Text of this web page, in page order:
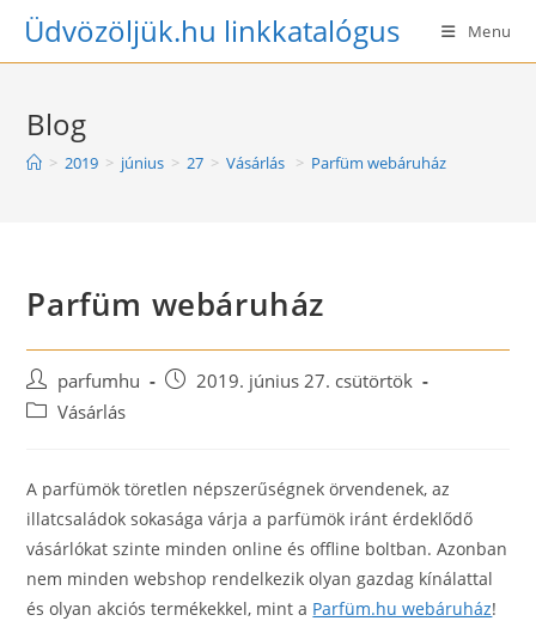
SkipÜdvözöljük.hu linkkatalógus Menu
Blog
> 2019 > június > 27 > Vásárlás > Parfüm webáruház
Parfüm webáruház
Post
author:
parfumhu
Post2019. június 27. csütörtök
PostVásárlás
A parfümök töretlen népszerűségnek örvendenek, az
illatcsaládok sokasága várja a parfümök iránt érdeklődő
vásárlókat szinte minden online és offline boltban. Azonban
nem minden webshop rendelkezik olyan gazdag kínálattal
és olyan akciós termékekkel, mint a Parfüm.hu webáruház!